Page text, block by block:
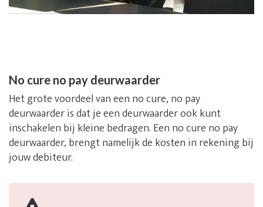
No cure no pay deurwaarder
Het grote voordeel van een no cure, no pay
deurwaarder is dat je een deurwaarder ook kunt
inschakelen bij kleine bedragen. Een no cure no pay
deurwaarder, brengt namelijk de kosten in rekening bij
jouw debiteur.